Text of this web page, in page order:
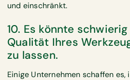
und einschränkt.
10. Es könnte
Qualität Ihres
zu lassen.
Einige Unternehmen schaffen es,